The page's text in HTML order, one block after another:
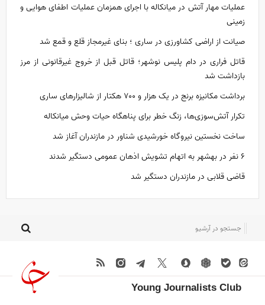
عملیات مهار آتش در میانکاله با اجرای همزمان عملیات اطفای هوایی و
زمینی
صیانت از اراضی کشاورزی در ساری ؛ بنای غیرمجاز قلع و قمع شد
قاتل فراری در دام پلیس نوشهر؛ قاتل قبل از خروج غیرقانونی از مرز
بازداشت شد
برداشت مکانیزه برنج در یک‌ هزار و ۷۰۰ هکتار از شالیزار‌های ساری
تکرار آتش‌سوزی‌ها، زنگ خطر برای پناهگاه حیات وحش میانکاله
ساخت نخستین نیروگاه خورشیدی شناور در مازندران آغاز شد
۶ نفر در بهشهر به اتهام تشویش اذهان عمومی دستگیر شدند
قاضی قلابی در مازندران دستگیر شد
Young Journalists Club